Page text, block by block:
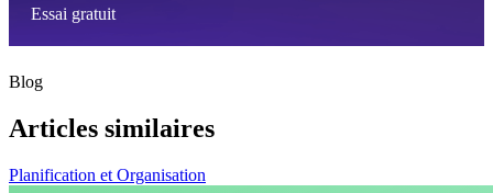
Essai gratuit
Blog
Articles similaires
Planification et Organisation